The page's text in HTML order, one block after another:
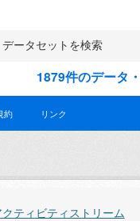
1879件のデータ
約 リンク
ティビティストリーム